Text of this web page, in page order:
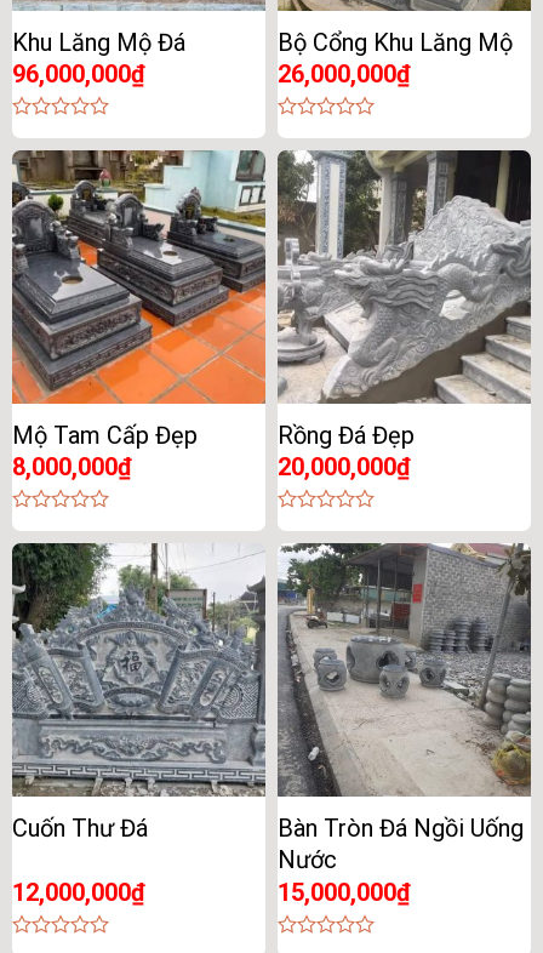
Khu Lăng Mộ Đá
96,000,000₫
0
out
of
5
Bộ Cổng Khu Lăng Mộ
26,000,000₫
0
out
of
5
Mộ Tam Cấp Đẹp
8,000,000₫
0
out
of
5
Rồng Đá Đẹp
20,000,000₫
0
out
of
5
Cuốn Thư Đá
12,000,000₫
Bàn Tròn Đá Ngồi Uống
Nước
15,000,000₫